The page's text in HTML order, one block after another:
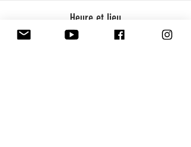
Heure et lieu
06 jun 2025, 20:00 – 21:00